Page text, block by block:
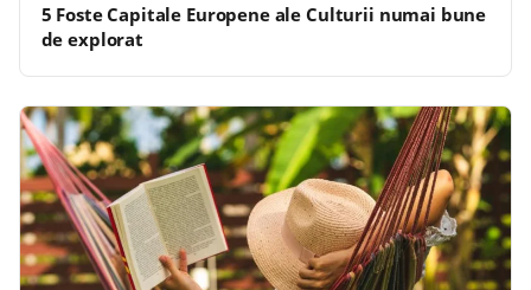
5 Foste Capitale Europene ale Culturii numai bune
de explorat